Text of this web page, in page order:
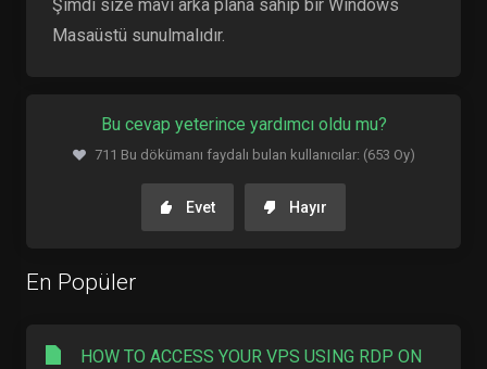
Şimdi size mavi arka plana sahip bir Windows
Masaüstü sunulmalıdır.
Bu cevap yeterince yardımcı oldu mu?
711 Bu dökümanı faydalı bulan kullanıcılar: (653 Oy)
Evet Hayır
En Popüler
HOW TO ACCESS YOUR VPS USING RDP ON